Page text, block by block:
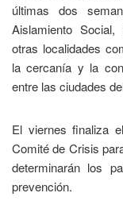
últimas dos
Aislamiento
otras localidades
la cercanía y la
entre las ciudades
El viernes finaliza
Comité de Crisis
determinarán los
prevención.